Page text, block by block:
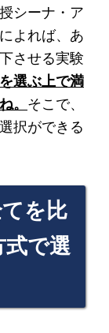
シーナ・ア
よれば、あ
させる実験
選ぶ上で満
。 そこで、
択ができる
を比
で選